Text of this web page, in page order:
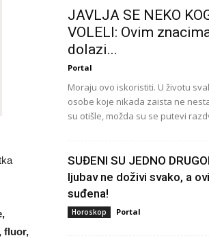
fluor,
JAVLJA SE NEKO
VOLELI: Ovim
dolazi...
Portal
Moraju ovo iskoristiti. U životu
osobe koje nikada zaista ne
su otišle, možda su se putevi
SUĐENI SU JEDNO
ljubav ne doživi svako, a
suđena!
Horoskop Portal